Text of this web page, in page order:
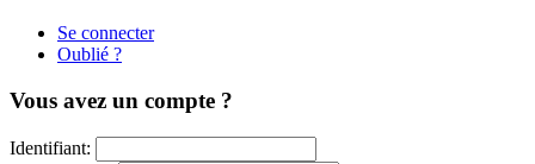
Se connecter
Oublié ?
Vous avez un compte ?
Identifiant: